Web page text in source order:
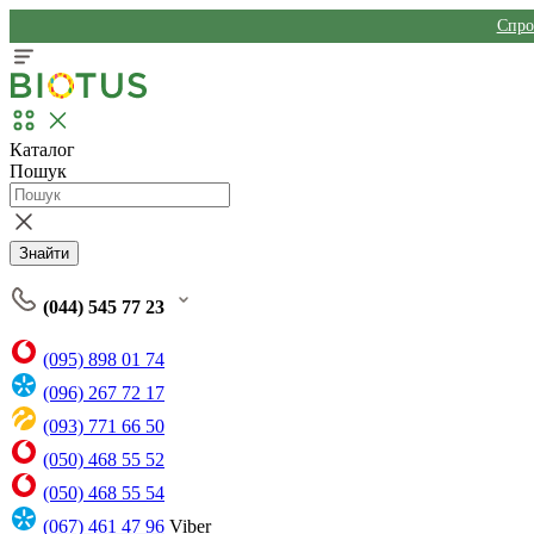
Каталог
Пошук
Знайти
(044) 545 77 23
(095) 898 01 74
(096) 267 72 17
(093) 771 66 50
(050) 468 55 52
(050) 468 55 54
(067) 461 47 96 Viber